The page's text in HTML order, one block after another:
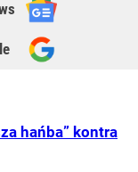
hańba” kontra